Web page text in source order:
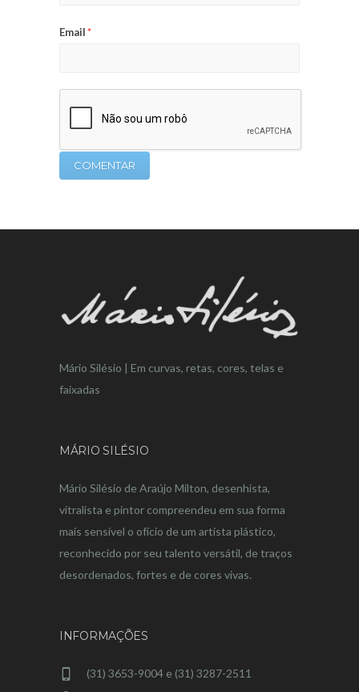
Email*
Mário Silésio | Em curvas, retas, cores, telas e
faixadas
MÁRIO SILÉSIO
Mário Silésio de Araújo Milton, desenhista,
vitralista e pintor compreendeu em sua forma
mais sensível o ofício de um artista plástico,
reconhecido por seu talento versátil, de traços
desordenados, fortes e de cores vivas.
INFORMAÇÕES
(31) 3653-9004 e (31) 3287-2511